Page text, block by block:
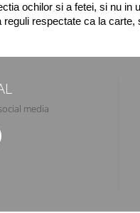
ochilor si a fetei, si nu in
respectate ca la
media